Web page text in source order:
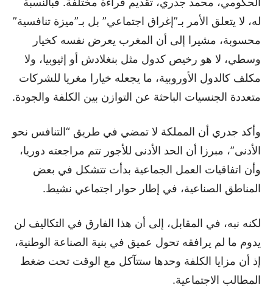
له، لا يتعلق الأمر بـ”إغراق اجتماعي” بل بـ”ميزة تنافسية”
محسوبة، مشيرا إلى أن المغرب يعرض نفسه كخيار
وسطي، لا هو رخيص كدول مثل بنغلادش أو إثيوبيا، ولا
مكلف كالدول الأوروبية، ما يجعله خيارا مغريا للشركات
متعددة الجنسيات الباحثة عن التوازن بين الكلفة والجودة.
وأكد جدري أن المملكة لا تمضي في طريق “التنافس نحو
الأدنى”، مبرزا أن الحد الأدنى للأجور تتم مراجعته دوريا،
وأن اتفاقيات العمل الجماعية بدأت تتشكل في بعض
المناطق الصناعية، في إطار حوار اجتماعي نشيط.
لكنه نبه، في المقابل، إلى أن هذا الفارق في التكاليف لن
يدوم ما لم يرافقه تحول عميق في بنية الصناعة الوطنية،
إذ أن مزايا الكلفة وحدها ستتآكل مع الوقت تحت ضغط
المطالب الاجتماعية.